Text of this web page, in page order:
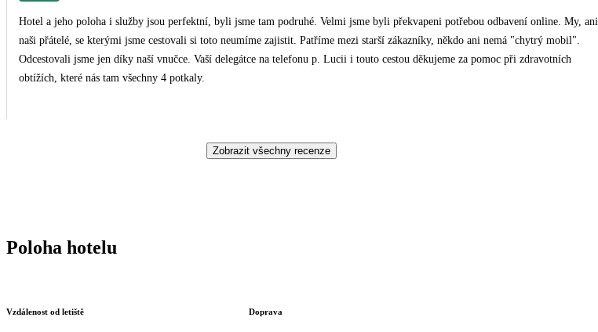
Hotel a jeho poloha i služby jsou perfektní, byli jsme tam podruhé. Velmi jsme byli překvapeni potřebou odbavení online. My, ani
naši přátelé, se kterými jsme cestovali si toto neumíme zajistit. Patříme mezi starší zákazníky, někdo ani nemá "chytrý mobil".
Odcestovali jsme jen díky naší vnučce. Vaší delegátce na telefonu p. Lucii i touto cestou děkujeme za pomoc při zdravotních
obtížích, které nás tam všechny 4 potkaly.
Zobrazit všechny recenze
Poloha hotelu
Vzdálenost od letiště Doprava